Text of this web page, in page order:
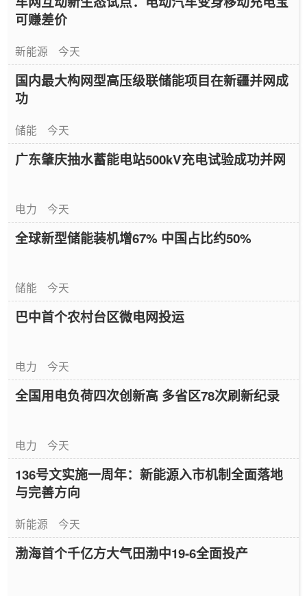
可赚差价
新能源 今天
国内最大构网型高压级联储能项目在新疆并网成
功
储能 今天
广东肇庆抽水蓄能电站500kV充电试验成功并网
电力 今天
全球新型储能装机增67% 中国占比约50%
储能 今天
巴中首个农村台区微电网投运
电力 今天
全国用电负荷四次创新高 多省区78次刷新纪录
电力 今天
136号文实施一周年：新能源入市机制全面落地
与完善方向
新能源 今天
渤海首个千亿方大气田渤中19-6全面投产